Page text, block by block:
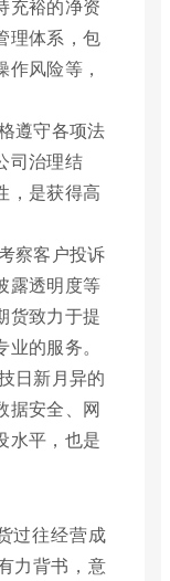
充裕的净资
理体系，包
风险等，
遵守各项法
司治理结
，是获得高
察客户投诉
露透明度等
货致力于提
的服务。
日新月异的
据安全、网
水平，也是
过往经营成
力背书，意